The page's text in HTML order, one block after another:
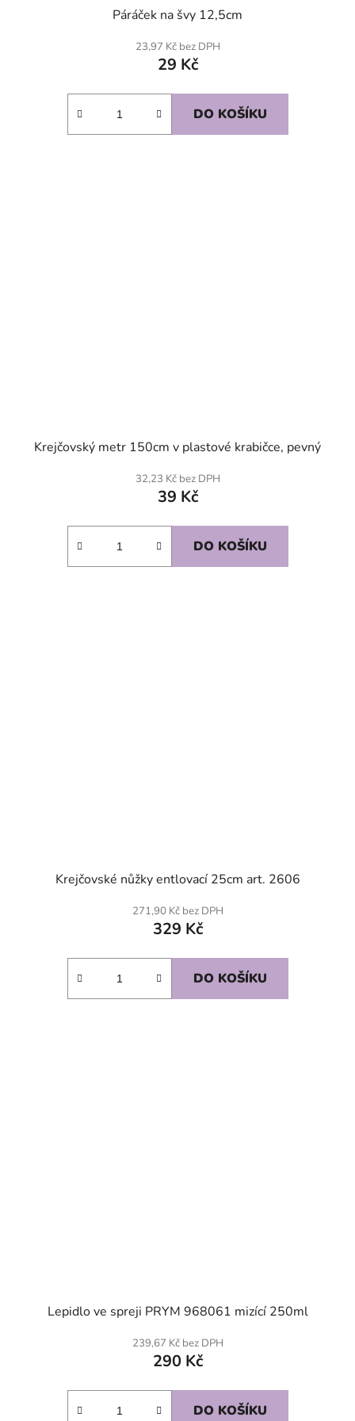
Páráček na švy 12,5cm
23,97 Kč bez DPH
29 Kč
DO KOŠÍKU
Krejčovský metr 150cm v plastové krabičce, pevný
32,23 Kč bez DPH
39 Kč
DO KOŠÍKU
Krejčovské nůžky entlovací 25cm art. 2606
271,90 Kč bez DPH
329 Kč
DO KOŠÍKU
Lepidlo ve spreji PRYM 968061 mizící 250ml
239,67 Kč bez DPH
290 Kč
DO KOŠÍKU